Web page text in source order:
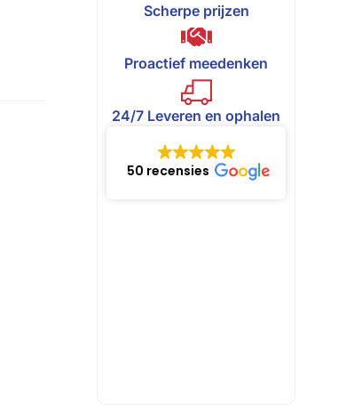
Scherpe prijzen
Proactief meedenken
24/7 Leveren en ophalen
50 recensies